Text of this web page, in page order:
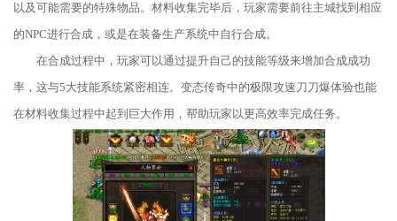
以及可能需要的特殊物品。材料收集完毕后，玩家需要前往主城找到相应
的NPC进行合成，或是在装备生产系统中自行合成。
在合成过程中，玩家可以通过提升自己的技能等级来增加合成成功
率，这与5大技能系统紧密相连。变态传奇中的极限攻速刀刀爆体验也能
在材料收集过程中起到巨大作用，帮助玩家以更高效率完成任务。